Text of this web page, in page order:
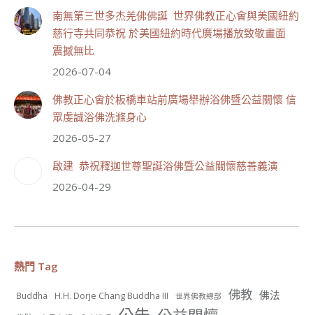
觀看更多
55 28 則留言
July 19, 2026, 1:38 AM
觀看更多
南無第三世多杰羌佛佛誕 世界佛教正心會與美國紐約
慈行寺共同恭祝 於美國紐約時代廣場播放致敬畫面
震撼無比
2026-07-04
佛教正心會於板橋車站前廣場舉辦浴佛暨公益關懷 信
眾虔誠浴佛洗滌身心
2026-05-27
啟建 恭祝釋迦世尊聖誕浴佛暨公益關懷慈善義演
2026-04-29
熱門 Tag
Buddha H.H. Dorje Chang Buddha III 世界佛教總部 佛教 佛法